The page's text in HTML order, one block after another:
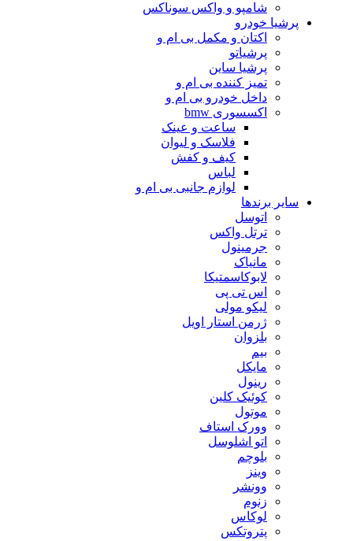
شامپو و واکس سوناکس
پرشیا خودرو
اکتان و مکمل بی ام و
پرشیاتو
پرشیا ساین
تمیز کننده بی ام و
داخل خودرو بی ام و
اکسسوری bmw
ساعت و عینک
فلاسک و لیوان
کیف و کفش
لباس
لوازم جانبی بی ام و
سایر برندها
اتوسل
ترتل واکس
جرمینول
مانیاک
لابوکاسمتیکا
اس تی پی
لیکو مولی
ژرمن استار اویل
بلزوان
بیم
مایکل
رینول
کوئیک کلین
موتول
وورک استاف
اتو اشلوسل
بلوچم
وینز
وونشر
زنوم
لوکاس
پتروتکس